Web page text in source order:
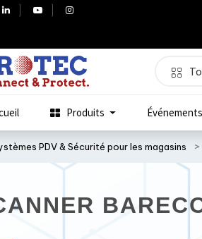
Produits
PDV & Sécurité pour les magasins